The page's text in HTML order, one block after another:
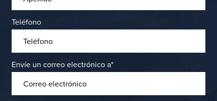
Teléfono
Envíe un correo electrónico a*